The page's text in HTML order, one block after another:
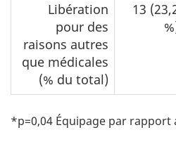
Libération
pour des
raisons autres
que médicales
(% du total)
13
*p=0,04 Équipage par